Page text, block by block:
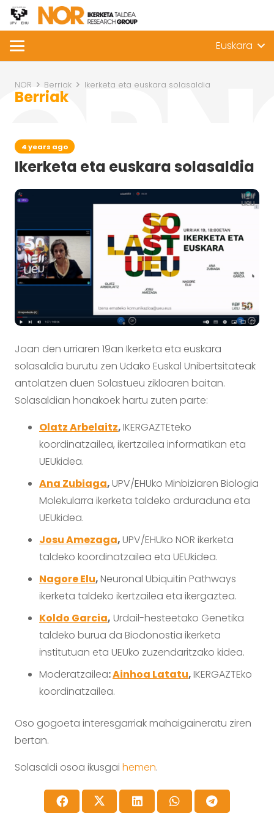
Euskara
NOR Berriak Ikerketa eta euskara solasaldia
Berriak
4 years ago
Ikerketa eta euskara solasaldia
Joan den urriaren 19an Ikerketa eta euskara
solasaldia burutu zen Udako Euskal Unibertsitateak
antolatzen duen Solastueu zikloaren baitan.
Solasaldian honakoek hartu zuten parte:
Olatz Arbelaitz,IKERGAZTEteko
koordinatzailea, ikertzailea informatikan eta
UEUkidea.
Ana Zubiaga,UPV/EHUko Minbiziaren Biologia
Molekularra ikerketa taldeko arduraduna eta
UEUkidea.
Josu Amezaga,UPV/EHUko NOR ikerketa
taldeko koordinatzailea eta UEUkidea.
Nagore Elu,Neuronal Ubiquitin Pathways
ikerketa taldeko ikertzailea eta ikergaztea.
Koldo Garcia, Urdail-hesteetako Genetika
taldeko burua da Biodonostia ikerketa
institutuan eta UEUko zuzendaritzako kidea.
Moderatzailea:Ainhoa Latatu,IKERGAZTEko
koordinatzailea.
Oso gogoeta interesgarriak mahaigaineratu ziren
bertan.
Solasaldi osoa ikusgai hemen.